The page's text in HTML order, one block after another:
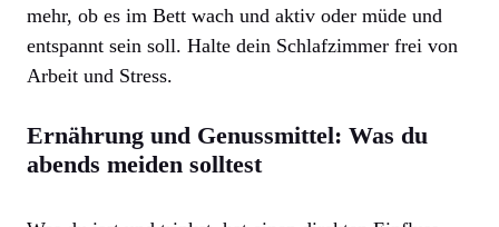
mehr, ob es im Bett wach und aktiv oder müde und
entspannt sein soll. Halte dein Schlafzimmer frei von
Arbeit und Stress.
Ernährung und Genussmittel: Was du
abends meiden solltest